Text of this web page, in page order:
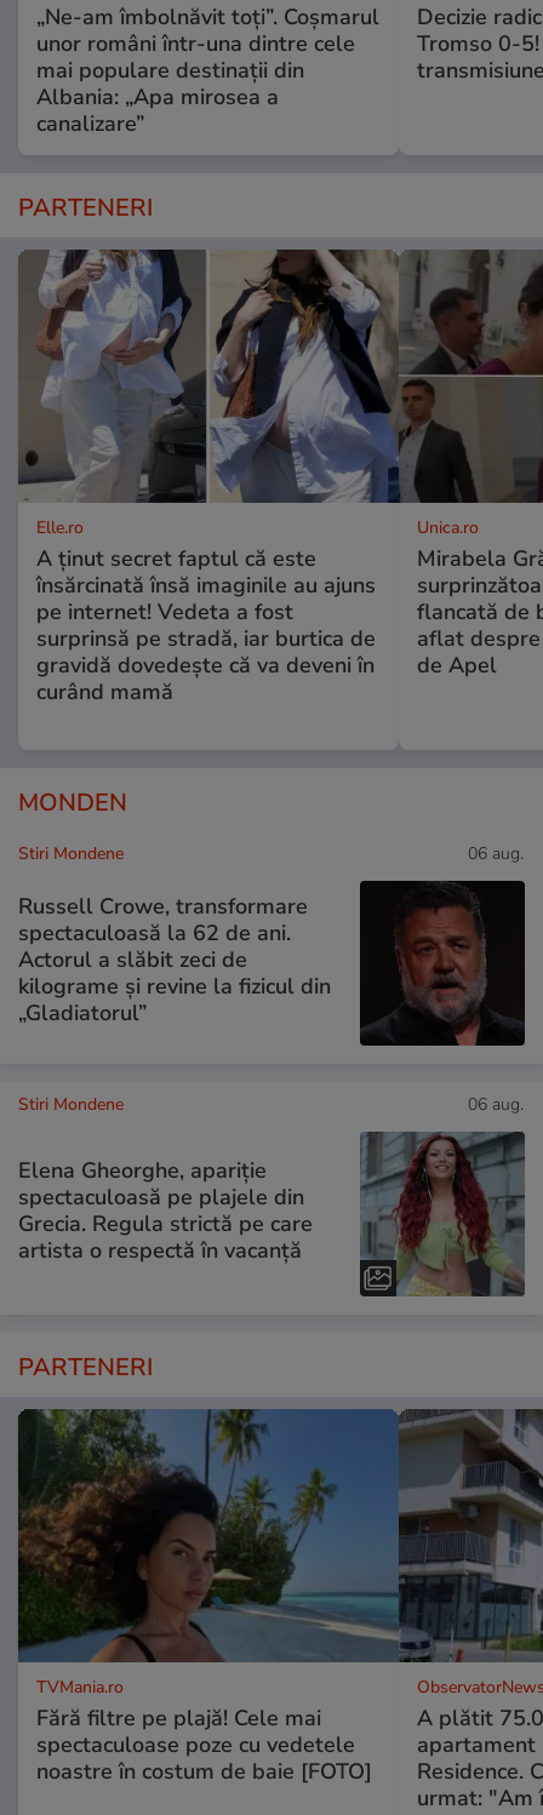
„Ne-am îmbolnăvit toți”. Coșmarul
unor români într-una dintre cele
mai populare destinații din
Albania: „Apa mirosea a
canalizare”
Decizie
Tromso 0-
PARTENERI
Elle.ro
A ținut secret faptul că este
însărcinată însă imaginile au ajuns
pe internet! Vedeta a fost
surprinsă pe stradă, iar burtica de
gravidă dovedește că va deveni în
curând mamă
Unica.ro
Mirabela
flancată de
aflat
de Apel
MONDEN
Stiri Mondene 06 aug.
Russell Crowe, transformare
spectaculoasă la 62 de ani.
Actorul a slăbit zeci de
kilograme și revine la fizicul din
„Gladiatorul”
Stiri Mondene 06 aug.
Elena Gheorghe, apariție
spectaculoasă pe plajele din
Grecia. Regula strictă pe care
artista o respectă în vacanță
PARTENERI
TVMania.ro
Fără filtre pe plajă! Cele mai
spectaculoase poze cu vedetele
noastre în costum de baie [FOTO]
A plătit
apartament
Residence.
urmat: "Am